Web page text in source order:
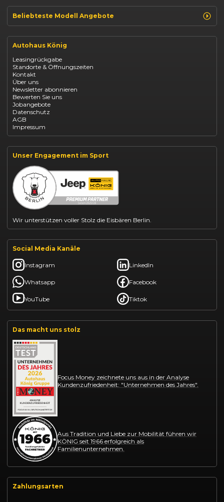
Beliebteste Modell Angebote
Renault Arkana Leasing
Renault Captur Leasing
Opel Astra leasen
Opel Mokka kaufen
Opel Grandland finanzieren
Opel Vivaro Gewerbeleasing
Fiat 500 finanzieren
Fiat Panda leasen
Dacia Duster finanzieren
Dacia Sandero kaufen
Dacia Jogger leasen
Jeep Compass leasen
Jeep Renegade finanzieren
Suzuki Swift finanzieren
BYD Dolphin finanzieren
Kia Ceed finanzieren
Kia Sportage leasen
Mazda CX-30 finanzieren
Citroën C3 leasen
Autohaus König
Leasingrückgabe
Standorte & Öffnungszeiten
Kontakt
Über uns
Newsletter abonnieren
Bewerten Sie uns
Jobangebote
Datenschutz
AGB
Impressum
Unser Engagement im Sport
Wir unterstützen voller Stolz die Eisbären Berlin.
Social Media Kanäle
Instagram LinkedIn
Whatsapp Facebook
YouTube Tiktok
Das macht uns stolz
Focus Money zeichnete uns aus in der Analyse
Kundenzufriedenheit: "Unternehmen des Jahres".
Aus Tradition und Liebe zur Mobilität führen wir
KÖNIG seit 1966 erfolgreich als
Familienunternehmen.
Zahlungsarten